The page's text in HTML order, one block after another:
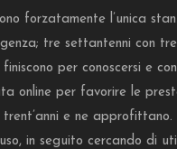
forzatamente l’unica
tre settantenni con
per conoscersi e
online per favorire le
trent’anni e ne
in seguito cercando di